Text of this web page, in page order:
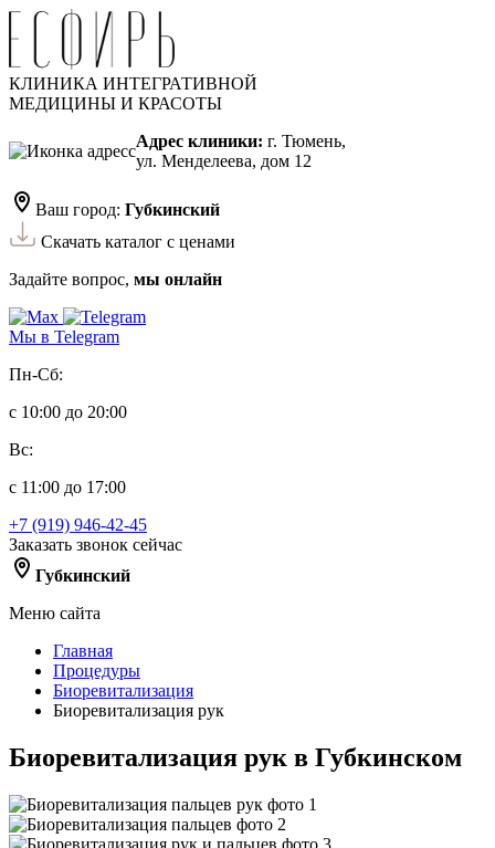
КЛИНИКА ИНТЕГРАТИВНОЙ
МЕДИЦИНЫ И КРАСОТЫ
Адрес клиники: г. Тюмень,
ул. Менделеева, дом 12
Ваш город: Губкинский
Скачать каталог с ценами
Задайте вопрос, мы онлайн
Мы в Telegram
Пн-Сб:
с 10:00 до 20:00
Вс:
с 11:00 до 17:00
+7 (919) 946-42-45
Заказать звонок сейчас
Губкинский
Меню сайта
Главная
Процедуры
Биоревитализация
Биоревитализация рук
Биоревитализация рук в Губкинском